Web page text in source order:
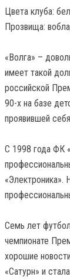
Цвета клуба:
Прозвища:
«Волга» –
имеет такой
российской
90-х на базе
проявившей
С 1998 года ФК
«Электроника».
Семь лет
чемпионате
хорошие
«Сатурн» и